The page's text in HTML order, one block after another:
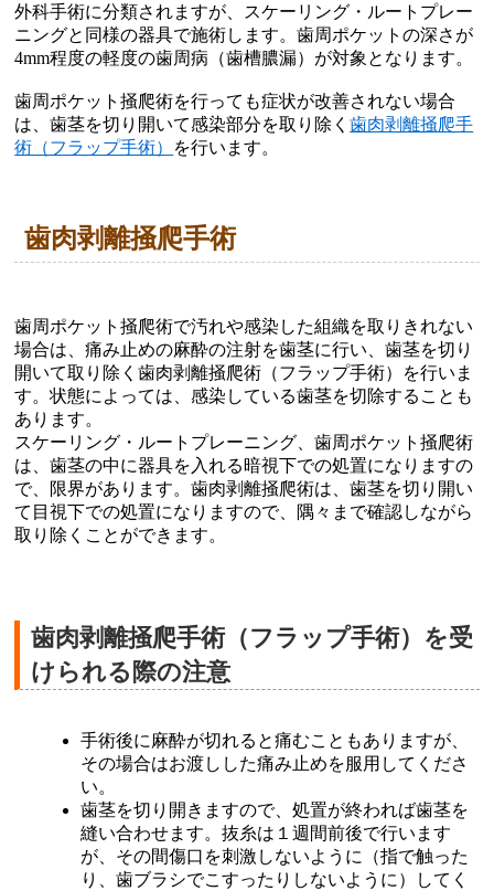
外科手術に分類されますが、スケーリング・ルートプレー
ニングと同様の器具で施術します。歯周ポケットの深さが
4mm程度の軽度の歯周病（歯槽膿漏）が対象となります。
歯周ポケット掻爬術を行っても症状が改善されない場合
は、歯茎を切り開いて感染部分を取り除く歯肉剥離掻爬手
術（フラップ手術）
を行います。
歯肉剥離掻爬手術
歯周ポケット掻爬術で汚れや感染した組織を取りきれない
場合は、痛み止めの麻酔の注射を歯茎に行い、歯茎を切り
開いて取り除く歯肉剥離掻爬術（フラップ手術）を行いま
す。状態によっては、感染している歯茎を切除することも
あります。
スケーリング・ルートプレーニング、歯周ポケット掻爬術
は、歯茎の中に器具を入れる暗視下での処置になりますの
で、限界があります。歯肉剥離掻爬術は、歯茎を切り開い
て目視下での処置になりますので、隅々まで確認しながら
取り除くことができます。
歯肉剥離掻爬手術（フラップ手術）を受
けられる際の注意
手術後に麻酔が切れると痛むこともありますが、
その場合はお渡しした痛み止めを服用してくださ
い。
歯茎を切り開きますので、処置が終われば歯茎を
縫い合わせます。抜糸は１週間前後で行います
が、その間傷口を刺激しないように（指で触った
り、歯ブラシでこすったりしないように）してく